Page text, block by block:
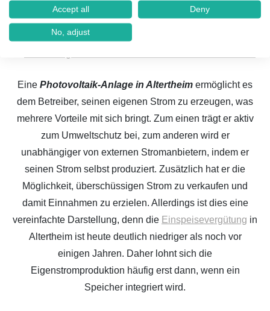
Beginnen Sie hier ganz unkompliziert
und unverbindlich mit dem Solarcheck:
Eine Photovoltaik-Anlage in Altertheim ermöglicht es
dem Betreiber, seinen eigenen Strom zu erzeugen, was
mehrere Vorteile mit sich bringt. Zum einen trägt er aktiv
zum Umweltschutz bei, zum anderen wird er
unabhängiger von externen Stromanbietern, indem er
seinen Strom selbst produziert. Zusätzlich hat er die
Möglichkeit, überschüssigen Strom zu verkaufen und
damit Einnahmen zu erzielen. Allerdings ist dies eine
vereinfachte Darstellung, denn die Einspeisevergütung in
Altertheim ist heute deutlich niedriger als noch vor
einigen Jahren. Daher lohnt sich die
Eigenstromproduktion häufig erst dann, wenn ein
Speicher integriert wird.
Accept all Deny
No, adjust